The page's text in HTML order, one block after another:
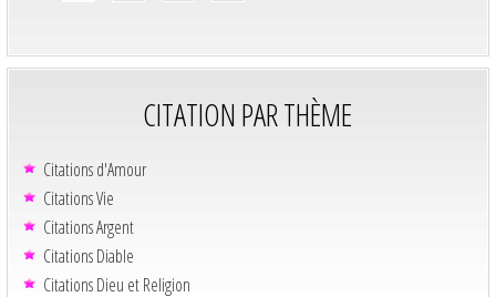
CITATION PAR THÈME
Citations d'Amour
Citations Vie
Citations Argent
Citations Diable
Citations Dieu et Religion